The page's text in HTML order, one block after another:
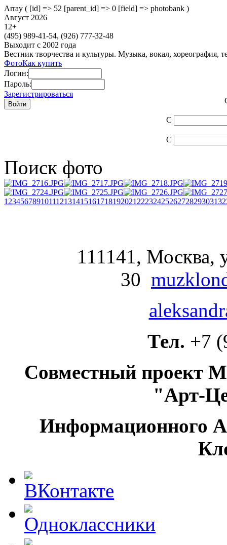
Array ( [id] => 52 [parent_id] => 0 [field] => photobank )
Август 2026
12+
(495) 989-41-54, (926) 777-32-48
Выходит с 2002 года
Вестник творчества и культуры. Музыка, вокал, хореография,
ФотоКак купить
Логин:
Пароль:
Зарегистрироваться
С
С
Поиск фото
1 23456789101112131415161718192021 2223242526272829303132
111141, Москва,
30
Тел. +7
Совместный проект
"Арт-
Информационного